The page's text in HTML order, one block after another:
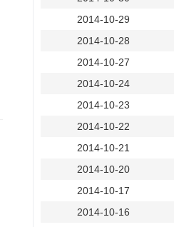
2014-10-29
2014-10-28
2014-10-27
2014-10-24
2014-10-23
2014-10-22
2014-10-21
2014-10-20
2014-10-17
2014-10-16